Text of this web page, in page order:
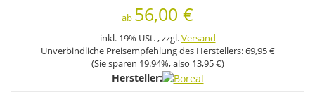
ab 56,00 €
inkl. 19% USt. , zzgl.Versand
Unverbindliche Preisempfehlung des Herstellers:69,95 €
(Sie sparen 19.94%, also 13,95 €)
Hersteller: